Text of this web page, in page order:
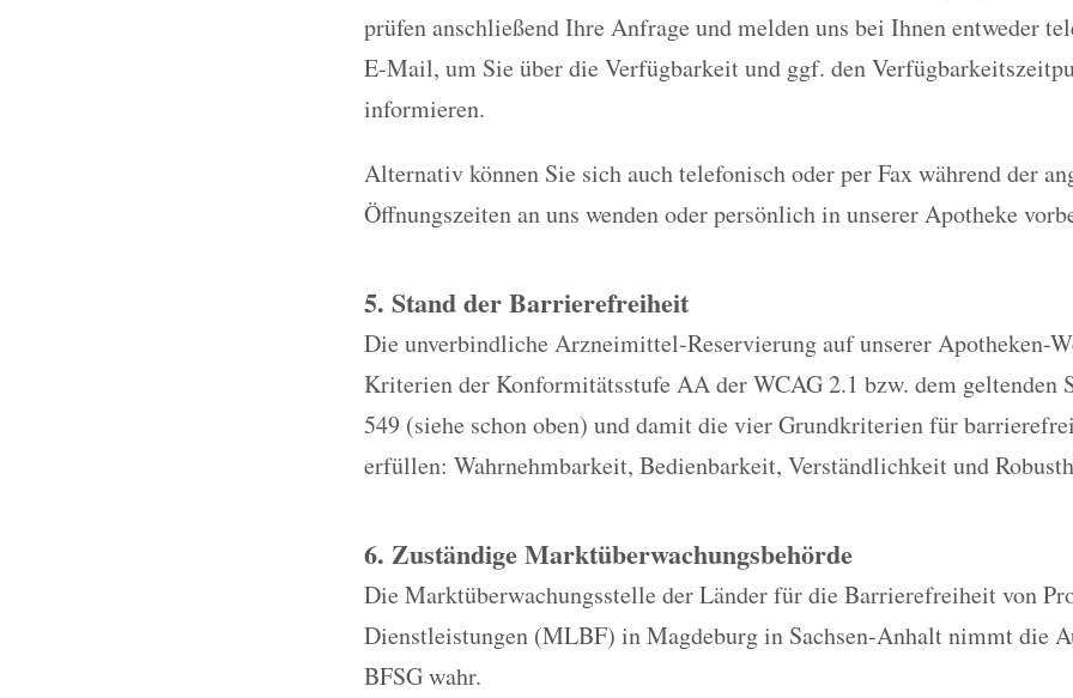
prüfen anschließend Ihre Anfrage und melden uns bei Ihnen entweder
E-Mail, um Sie über die Verfügbarkeit und ggf. den
informieren.
Alternativ können Sie sich auch telefonisch oder per Fax während der
Öffnungszeiten an uns wenden oder persönlich in unserer Apotheke
5. Stand der Barrierefreiheit
Die unverbindliche Arzneimittel-Reservierung auf unserer Apotheken-
Kriterien der Konformitätsstufe AA der WCAG 2.1 bzw. dem geltenden
549 (siehe schon oben) und damit die vier Grundkriterien für
erfüllen: Wahrnehmbarkeit, Bedienbarkeit, Verständlichkeit und
6. Zuständige Marktüberwachungsbehörde
Die Marktüberwachungsstelle der Länder für die Barrierefreiheit von
Dienstleistungen (MLBF) in Magdeburg in Sachsen-Anhalt nimmt die
BFSG wahr.